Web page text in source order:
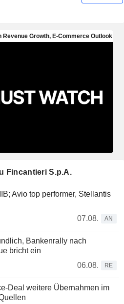
Fincantieri S.p.A.
Avio top performer, Stellantis
07.08.
AN
Bankenrally nach
bricht ein
06.08.
RE
Deal weitere Übernahmen im